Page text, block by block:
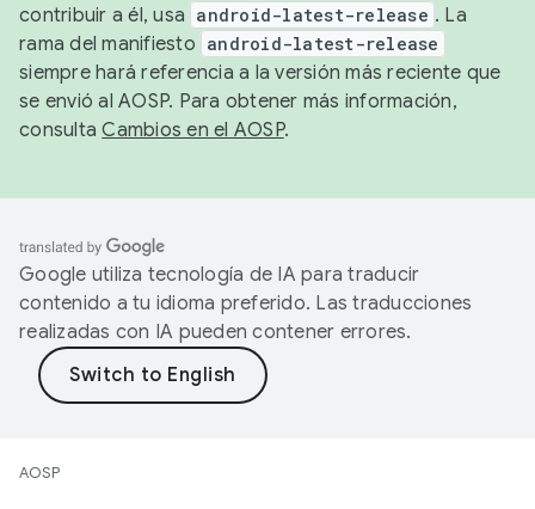
contribuir a él, usa android-latest-release . La
rama del manifiesto android-latest-release
siempre hará referencia a la versión más reciente que
se envió al AOSP. Para obtener más información,
consultaCambios en el AOSP.
Google utiliza tecnología de IA para traducir
contenido a tu idioma preferido. Las traducciones
realizadas con IA pueden contener errores.
AOSP